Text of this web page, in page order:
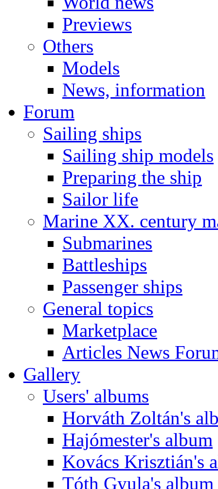
Previews
Others
Models
News, information
Forum
Sailing ships
Sailing ship models
Preparing the ship
Sailor life
Marine XX. century
Submarines
Battleships
Passenger ships
General topics
Marketplace
Articles News
Gallery
Users' albums
Horváth Zoltán's
Hajómester's album
Kovács Krisztián's
Tóth Gyula's album